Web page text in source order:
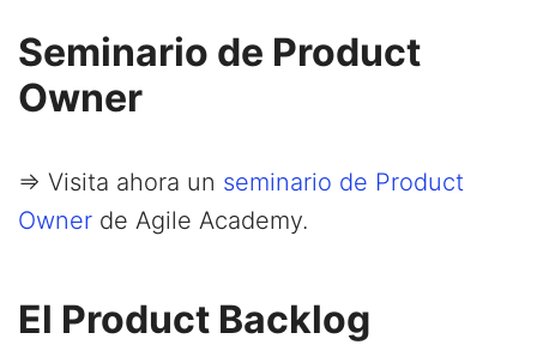
Seminario de Product
Owner
=> Visita ahora un seminario de Product
Owner de Agile Academy.
El Product Backlog